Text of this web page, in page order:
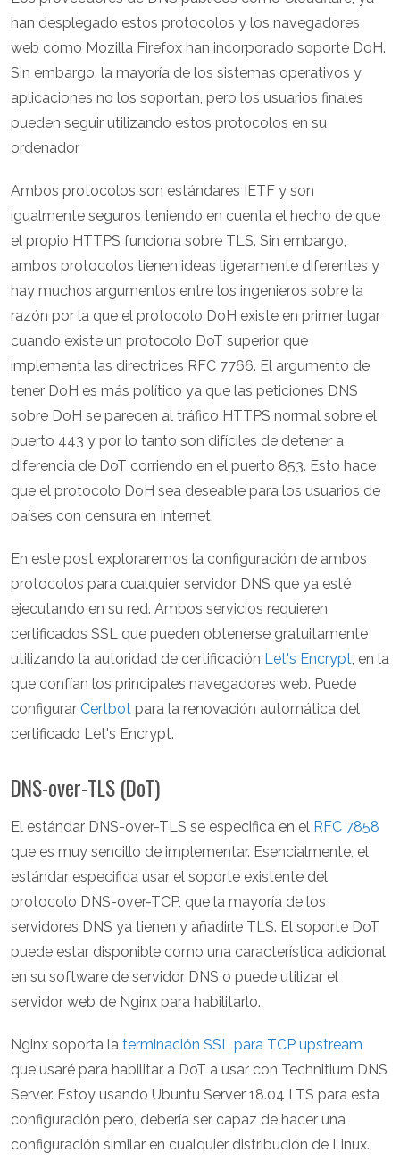
han desplegado estos protocolos y los navegadores
web como Mozilla Firefox han incorporado soporte DoH.
Sin embargo, la mayoría de los sistemas operativos y
aplicaciones no los soportan, pero los usuarios finales
pueden seguir utilizando estos protocolos en su
ordenador
Ambos protocolos son estándares IETF y son
igualmente seguros teniendo en cuenta el hecho de que
el propio HTTPS funciona sobre TLS. Sin embargo,
ambos protocolos tienen ideas ligeramente diferentes y
hay muchos argumentos entre los ingenieros sobre la
razón por la que el protocolo DoH existe en primer lugar
cuando existe un protocolo DoT superior que
implementa las directrices RFC 7766. El argumento de
tener DoH es más político ya que las peticiones DNS
sobre DoH se parecen al tráfico HTTPS normal sobre el
puerto 443 y por lo tanto son difíciles de detener a
diferencia de DoT corriendo en el puerto 853. Esto hace
que el protocolo DoH sea deseable para los usuarios de
países con censura en Internet.
En este post exploraremos la configuración de ambos
protocolos para cualquier servidor DNS que ya esté
ejecutando en su red. Ambos servicios requieren
certificados SSL que pueden obtenerse gratuitamente
utilizando la autoridad de certificación Let's Encrypt, en la
que confían los principales navegadores web. Puede
configurar Certbot para la renovación automática del
certificado Let's Encrypt.
DNS-over-TLS (DoT)
El estándar DNS-over-TLS se especifica en el RFC 7858
que es muy sencillo de implementar. Esencialmente, el
estándar especifica usar el soporte existente del
protocolo DNS-over-TCP, que la mayoría de los
servidores DNS ya tienen y añadirle TLS. El soporte DoT
puede estar disponible como una característica adicional
en su software de servidor DNS o puede utilizar el
servidor web de Nginx para habilitarlo.
Nginx soporta la terminación SSL para TCP upstream
que usaré para habilitar a DoT a usar con Technitium DNS
Server. Estoy usando Ubuntu Server 18.04 LTS para esta
configuración pero, debería ser capaz de hacer una
configuración similar en cualquier distribución de Linux.